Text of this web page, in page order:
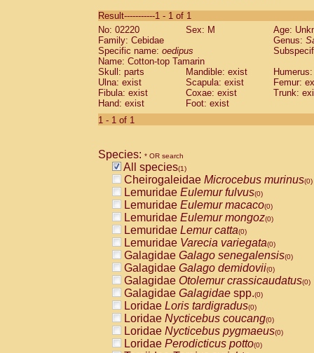
CebidaeSaguinus labiatus(0)
Cebidae Saguinus leucopus (0)
Cebidae
CebidaeSaguinus mystax
Cebidae Saguinus nigricollis (0)
Cebidae Saguinus oedipus
Cebidae Saguinus weddelli
Cebidae Saguinusspp.
Cebidae
CebidaeCebus capucinus
CebidaeCebus nigrivittatus
CebidaeCebus spp.(0)
CebidaeSaimiri boliviensis(0)
CebidaeSaimiri sciureus(0)
AtelidaeAlouatta caraya(0)
AtelidaeAlouatta fusca(0)
AtelidaeAlouatta seniculus(0)
AtelidaeAlouattaspp.(0)
AtelidaeAteles belzebuth(0)
AtelidaeAteles geoffroyi(0)
AtelidaeAteles paniscus(0)
AtelidaeAtelesspp.(0)
AtelidaeLagothrix lagothricha(0)
AtelidaeLagothrix lagothricha cana
PitheciidaeCacajao calvus
Result-----------1 - 1 of 1
No: 02220
Sex: M
Age:
Family: Cebidae
Genus:
Specific name: oedipus
Name: Cotton-top Tamarin
Skull: parts
Mandible: exist
Ulna: exist
Scapula: exist
Femur:
Fibula: exist
Coxae: exist
Trunk:
Hand: exist
Foot: exist
1 - 1 of 1
Species: * OR search
All species(1)
Cheirogaleidae Microcebus murinus(0)
Lemuridae Eulemur fulvus(0)
Lemuridae Eulemur macaco(0)
Lemuridae Eulemur mongoz(0)
Lemuridae Lemur catta(0)
Lemuridae Varecia variegata(0)
Galagidae Galago senegalensis(0)
Galagidae Galago demidovii(0)
Galagidae Otolemur crassicaudatus(0)
Galagidae Galagidae spp.(0)
Loridae Loris tardigradus(0)
Loridae Nycticebus coucang(0)
Loridae Nycticebus pygmaeus(0)
Loridae Perodicticus potto(0)